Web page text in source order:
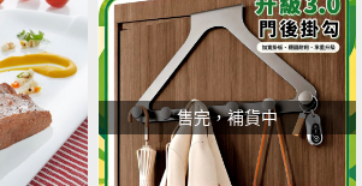
售完，補貨中